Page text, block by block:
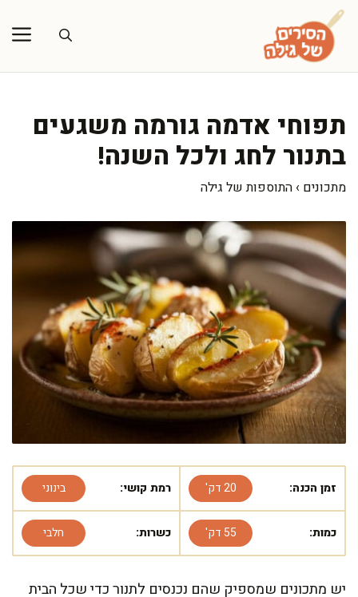
לדלג
לתוכן
תפוחי אדמה גורמה משגעים
בתנור לחג ולכל השנה!
מתכונים › התוספות של גילה
זמן הכנה: 20 דק' רמת קושי: בינוני
כמות: 55 דק' כשרות: חלבי
יש מתכונים שמספיק שהם נכנסים לתנור כדי שכל הבית